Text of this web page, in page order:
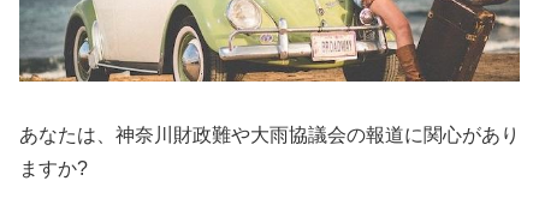
あなたは、神奈川財政難や大雨協議会の報道に関心があり
ますか?